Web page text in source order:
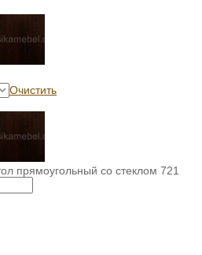
Очистить
прямоугольный со стеклом 721